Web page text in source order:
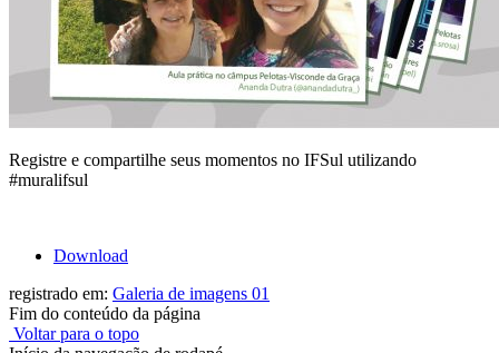
Registre e compartilhe seus momentos no IFSul utilizando
#muralifsul
Download
registrado em: Galeria de imagens 01
Fim do conteúdo da página
Voltar para o topo